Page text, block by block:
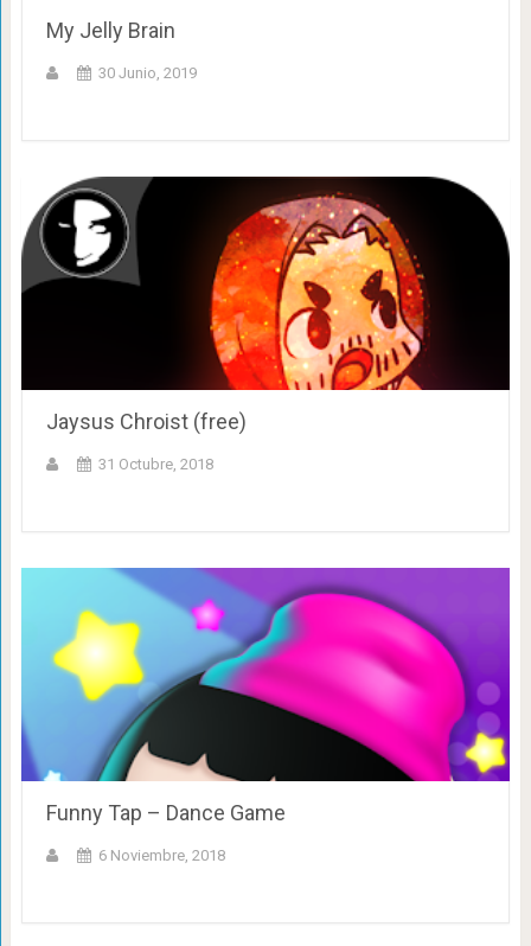
My Jelly Brain
30 Junio, 2019
Jaysus Chroist (free)
31 Octubre, 2018
Funny Tap – Dance Game
6 Noviembre, 2018